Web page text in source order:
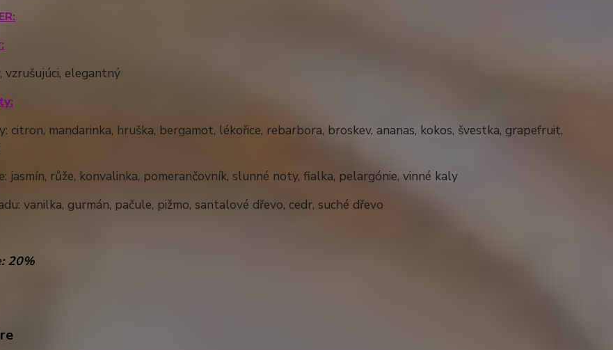
vzrušujúci, elegantný
citron, mandarinka, hruška, bergamot, lékořice, rebarbora, broskev, ananas, kokos, švestka, grapefruit,
jasmín, růže, konvalinka, pomerančovník, slunné noty, fialka, pelargónie, vinné kaly
vanilka, gurmán, pačule, pižmo, santalové dřevo, cedr, suché dřevo
20%